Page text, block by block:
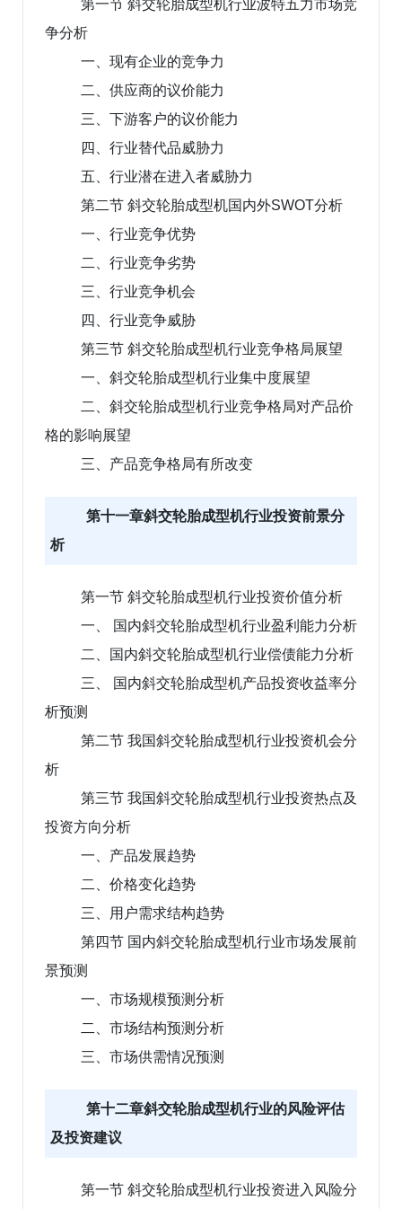
第一节 斜交轮胎成型机行业波特五力市场竞
争分析
一、现有企业的竞争力
二、供应商的议价能力
三、下游客户的议价能力
四、行业替代品威胁力
五、行业潜在进入者威胁力
第二节 斜交轮胎成型机国内外SWOT分析
一、行业竞争优势
二、行业竞争劣势
三、行业竞争机会
四、行业竞争威胁
第三节 斜交轮胎成型机行业竞争格局展望
一、斜交轮胎成型机行业集中度展望
二、斜交轮胎成型机行业竞争格局对产品价
格的影响展望
三、产品竞争格局有所改变
第十一章斜交轮胎成型机行业投资前景分
析
第一节 斜交轮胎成型机行业投资价值分析
一、 国内斜交轮胎成型机行业盈利能力分析
二、国内斜交轮胎成型机行业偿债能力分析
三、 国内斜交轮胎成型机产品投资收益率分
析预测
第二节 我国斜交轮胎成型机行业投资机会分
析
第三节 我国斜交轮胎成型机行业投资热点及
投资方向分析
一、产品发展趋势
二、价格变化趋势
三、用户需求结构趋势
第四节 国内斜交轮胎成型机行业市场发展前
景预测
一、市场规模预测分析
二、市场结构预测分析
三、市场供需情况预测
第十二章斜交轮胎成型机行业的风险评估
及投资建议
第一节 斜交轮胎成型机行业投资进入风险分